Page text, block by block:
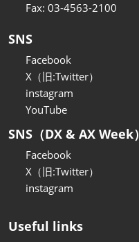
Fax: 03-4563-2100
SNS
Facebook
X（旧:Twitter）
instagram
YouTube
SNS（DX & AX Week）
Facebook
X（旧:Twitter）
instagram
Useful links